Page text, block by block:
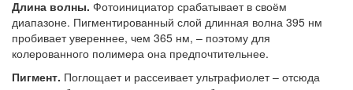
Длина волны. Фотоинициатор срабатывает в своём
диапазоне. Пигментированный слой длинная волна 395 нм
пробивает увереннее, чем 365 нм, – поэтому для
колерованного полимера она предпочтительнее.
Пигмент. Поглощает и рассеивает ультрафиолет – отсюда